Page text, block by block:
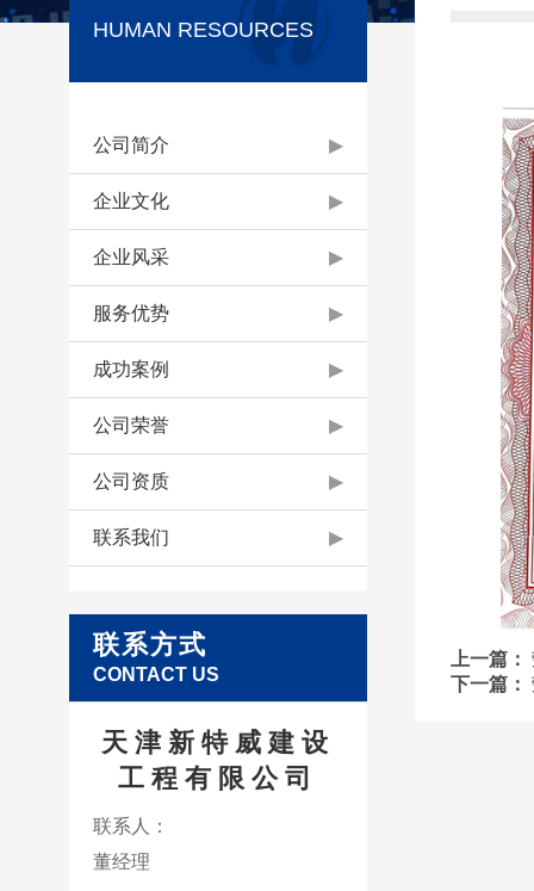
HUMAN RESOURCES
公司简介 ▶
企业文化 ▶
企业风采 ▶
服务优势 ▶
成功案例 ▶
公司荣誉 ▶
公司资质 ▶
联系我们 ▶
联系方式
CONTACT US
天津新特威建设
工程有限公司
联系人：
董经理
上一篇：
下一篇：